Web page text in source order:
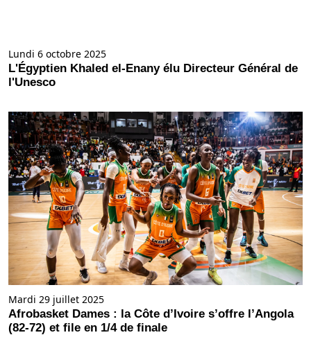
Lundi 6 octobre 2025
L'Égyptien Khaled el-Enany élu Directeur Général de
l'Unesco
Mardi 29 juillet 2025
Afrobasket Dames : la Côte d’Ivoire s’offre l’Angola
(82-72) et file en 1/4 de finale